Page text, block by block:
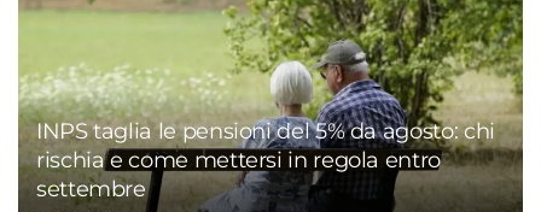
INPS taglia le pensioni del 5% da agosto: chi
rischia e come mettersi in regola entro
settembre